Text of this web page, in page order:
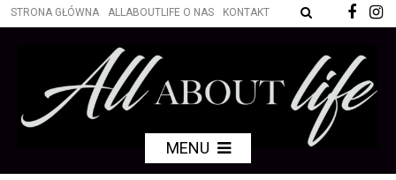
STRONA GŁÓWNA ALLABOUTLIFE O NAS KONTAKT
MENU